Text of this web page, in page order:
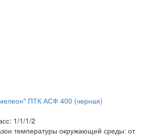
ПТК АСФ 400 (черная)
1/1/1/2
температуры окружающей среды: от